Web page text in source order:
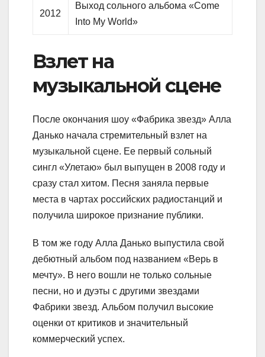
2012
Выход сольного альбома «Come
Into My World»
Взлет на
музыкальной сцене
После окончания шоу «Фабрика звезд» Алла
Данько начала стремительный взлет на
музыкальной сцене. Ее первый сольный
сингл «Улетаю» был выпущен в 2008 году и
сразу стал хитом. Песня заняла первые
места в чартах российских радиостанций и
получила широкое признание публики.
В том же году Алла Данько выпустила свой
дебютный альбом под названием «Верь в
мечту». В него вошли не только сольные
песни, но и дуэты с другими звездами
Фабрики звезд. Альбом получил высокие
оценки от критиков и значительный
коммерческий успех.